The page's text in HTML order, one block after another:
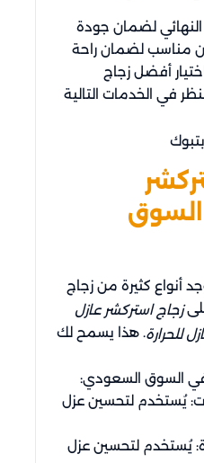
النهائي لضمان جودة
مناسب لضمان راحة
أفضل زجاج
في الخدمات التالية
السوق
أنواع كثيرة من زجاج
زجاج استركشر عازل
للحرارة. هذا يسمح لك
في السوق السعودي:
يُستخدم لتحسين عزل
يُستخدم لتحسين عزل